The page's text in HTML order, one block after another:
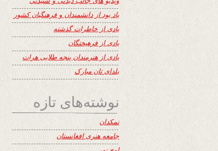
یاد بود از دانشمندان و فرهنگیان کشور
یادی از خاطرات گذشته
یادی از فرهیختگان
یادی از هنرمندان پنجه طلایی هرات
یلدای تان مبارک
نوشته‌های تازه
نمکدان
جامعه هنری افغانستان